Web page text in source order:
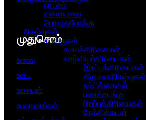
நாடகம்
ஏனையவை
பொழுதுபோக்கு
நிகழ்வுகள்
சடங்குகள்
சமயக்கிரிகைகள்
வாழ்வியற்கிரியைகள்
இறப்புக்கிரியைகள்
திருமணநிகழ்வுகள்
நம்பிக்கைகள்
பணச்சடங்கு
பிறப்புக்கிரியைகள்
நேத்திக்கடன்
முதுசொம்
உணவு
உடை
உறையுள்
உபகரணங்கள்